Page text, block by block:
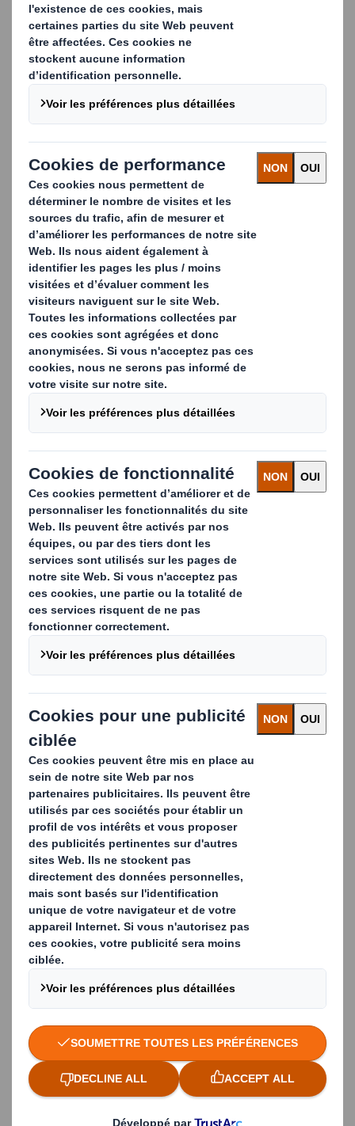
CONTACTEZ-NOUS
En suivant le simple principe 'The Power of Less' ou
l'art d'aller à l'essentiel, nous mettons en œuvre des
services qui vous permettent de comprimer vos
coûts et de produire moins de déchets tout en
réduisant le niveau de complexité.
Recyclage du plastique
commercial
DS Smith veille constamment à ce que le plastique
collecté sur votre site soit trié, afin d'éliminer tout
risque de contamination et d'optimiser le taux de
recyclage.
Notre entreprise de recyclage plastique met ainsi en
place un réelprocessus en circuit fermé
matériaux en plastique. Nos procédures
transparentes comprennent un suivi d'audit vous
Par ailleurs, nos solutions innovantes sont un gage
de rentabilité et de réduction des coûts pour vous.
L'OFFRE DE DS SMITH
Des services taillés pour répondre à vos
besoins spécifiques et pour les volumes de
déchets que vous générez, tenant compte de
vos contraintes spatiales et des activités de
votre entreprise
Le tri de vos déchets, afin de vous permettre
d'optimiser la valeur tirée de vos matériaux et
d'éviter la contamination
La simplification des processus garantissant la
conformité de votre entreprise aux normes
pour vous consacrer à votre entreprise
Des services de collecte et de recyclage
plastique en France, adaptés et fiables, à des
tarifs compétitifs, mettant à votre
disposition un interlocuteur unique pour les